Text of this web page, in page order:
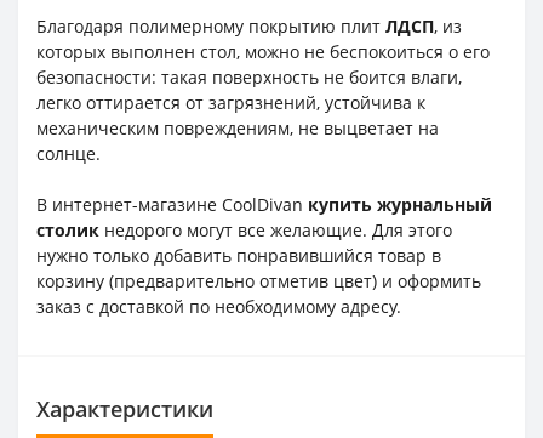
Благодаря полимерному покрытию плит ЛДСП, из
которых выполнен стол, можно не беспокоиться о его
безопасности: такая поверхность не боится влаги,
легко оттирается от загрязнений, устойчива к
механическим повреждениям, не выцветает на
солнце.
В интернет-магазине CoolDivan купить журнальный
столик недорого могут все желающие. Для этого
нужно только добавить понравившийся товар в
корзину (предварительно отметив цвет) и оформить
заказ с доставкой по необходимому адресу.
Характеристики